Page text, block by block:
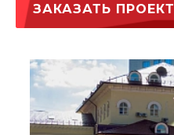
ЗАКАЗАТЬ ПРОЕКТ